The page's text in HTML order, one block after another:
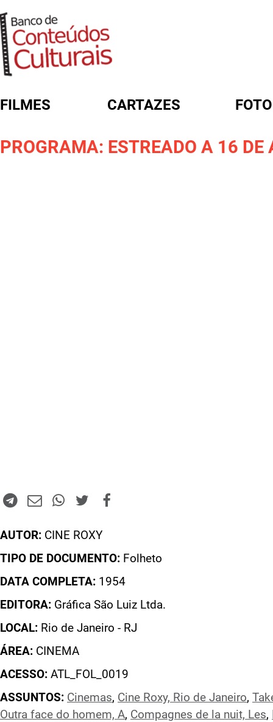
FILMES CARTAZES
PROGRAMA: ESTREADO A 16 DE
AUTOR: CINE ROXY
TIPO DE DOCUMENTO: Folheto
DATA COMPLETA: 1954
EDITORA: Gráfica São Luiz Ltda.
LOCAL: Rio de Janeiro - RJ
ÁREA: CINEMA
ACESSO: ATL_FOL_0019
ASSUNTOS: Cinemas, Cine Roxy, Rio de Janeiro,
Outra face do homem, A, Compagnes de la nuit, Les,
FORMULÁRIO DE BUSCA